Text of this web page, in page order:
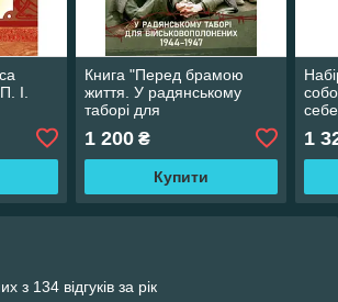
І.
Книга "Перед брамою
життя. У радянському
таборі для
військовополонених 1944
—1947"
1 200₴
Купити
1
з 134 відгуків за рік